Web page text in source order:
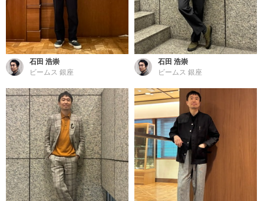
石田 浩崇
ビームス 銀座
石田 浩崇
ビームス 銀座